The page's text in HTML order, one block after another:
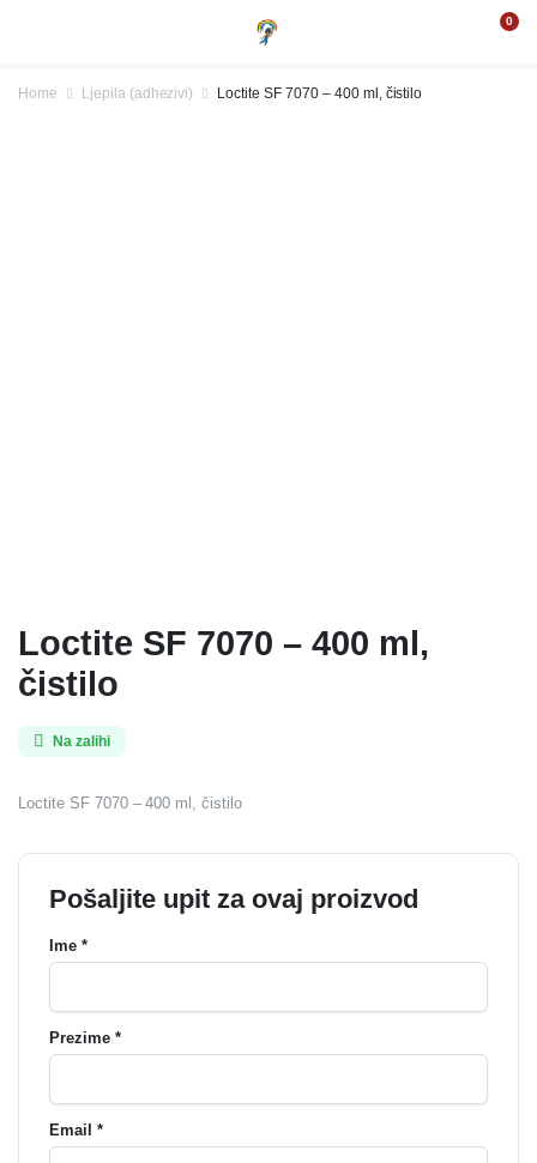
0
Home Ljepila (adhezivi) Loctite SF 7070 – 400 ml, čistilo
Loctite SF 7070 – 400 ml,
čistilo
Na zalihi
Loctite SF 7070 – 400 ml, čistilo
Pošaljite upit za ovaj proizvod
Ime *
Prezime *
Email *